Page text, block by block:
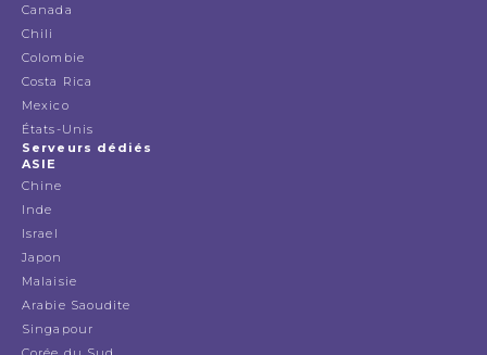
Canada
Chili
Colombie
Costa Rica
Mexico
États-Unis
Serveurs dédiés
ASIE
Chine
Inde
Israel
Japon
Malaisie
Arabie Saoudite
Singapour